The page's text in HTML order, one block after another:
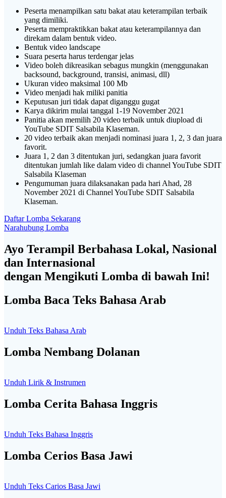
Peserta menampilkan satu bakat atau keterampilan terbaik
yang dimiliki.
Peserta mempraktikkan bakat atau keterampilannya dan
direkam dalam bentuk video.
Bentuk video landscape
Suara peserta harus terdengar jelas
Video boleh dikreasikan sebagus mungkin (menggunakan
backsound, background, transisi, animasi, dll)
Ukuran video maksimal 100 Mb
Video menjadi hak miliki panitia
Keputusan juri tidak dapat diganggu gugat
Karya dikirim mulai tanggal 1-19 November 2021
Panitia akan memilih 20 video terbaik untuk diupload di
YouTube SDIT Salsabila Klaseman.
20 video terbaik akan menjadi nominasi juara 1, 2, 3 dan juara
favorit.
Juara 1, 2 dan 3 ditentukan juri, sedangkan juara favorit
ditentukan jumlah like dalam video di channel YouTube SDIT
Salsabila Klaseman
Pengumuman juara dilaksanakan pada hari Ahad, 28
November 2021 di Channel YouTube SDIT Salsabila
Klaseman.
Daftar Lomba Sekarang
Narahubung Lomba
Ayo Terampil Berbahasa Lokal, Nasional
dan Internasional
dengan Mengikuti Lomba di bawah Ini!
Lomba Baca Teks Bahasa Arab
Unduh Teks Bahasa Arab
Lomba Nembang Dolanan
Unduh Lirik & Instrumen
Lomba Cerita Bahasa Inggris
Unduh Teks Bahasa Inggris
Lomba Cerios Basa Jawi
Unduh Teks Carios Basa Jawi